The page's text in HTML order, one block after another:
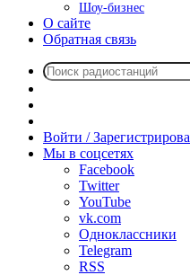
Шоу-бизнес
О сайте
Обратная связь
радио
Войти /
Мы в соцсетях
Facebook
Twitter
YouTube
vk.com
Одноклассники
Telegram
RSS